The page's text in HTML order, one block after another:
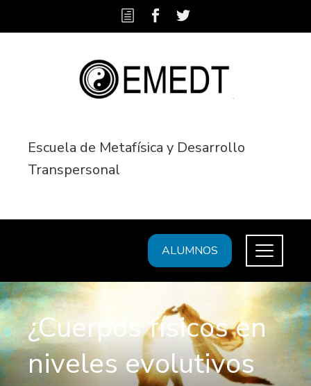
Escuela de Metafísica y Desarrollo
Transpersonal
ALUMNOS
¿Cuerpos físicos en
niveles evolutivos